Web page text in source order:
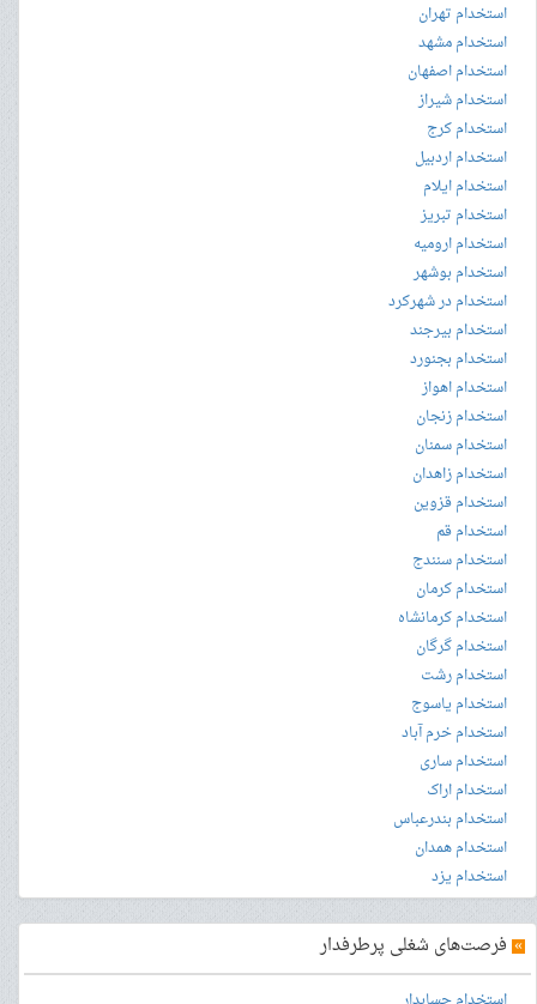
استخدام تهران
استخدام مشهد
استخدام اصفهان
استخدام شیراز
استخدام کرج
استخدام اردبیل
استخدام ایلام
استخدام تبریز
استخدام ارومیه
استخدام بوشهر
استخدام در شهرکرد
استخدام بیرجند
استخدام بجنورد
استخدام اهواز
استخدام زنجان
استخدام سمنان
استخدام زاهدان
استخدام قزوین
استخدام قم
استخدام سنندج
استخدام کرمان
استخدام کرمانشاه
استخدام گرگان
استخدام رشت
استخدام یاسوج
استخدام خرم آباد
استخدام ساری
استخدام اراک
استخدام بندرعباس
استخدام همدان
استخدام یزد
» فرصت‌های شغلی پرطرفدار